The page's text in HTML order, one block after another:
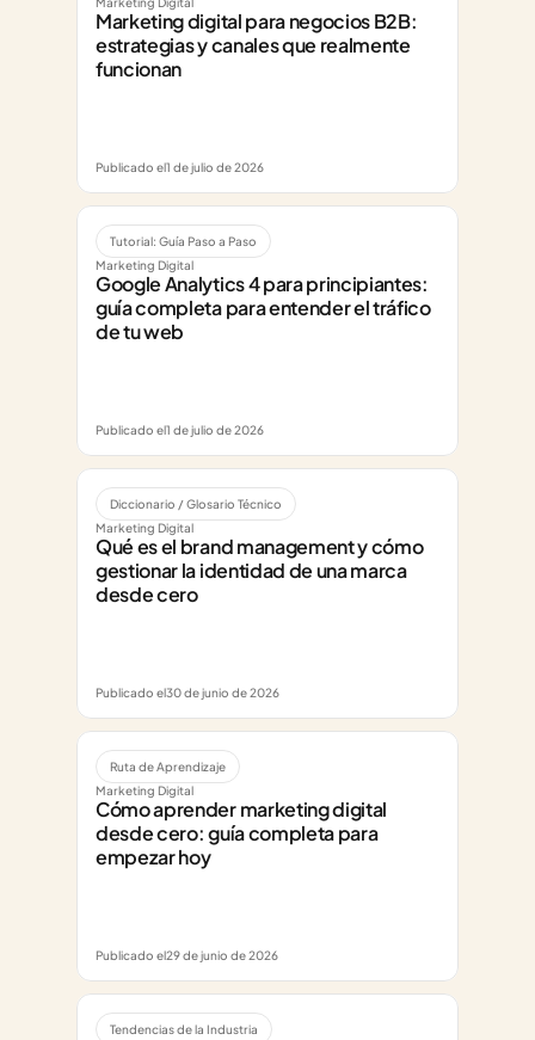
Marketing digital para negocios B2B:
estrategias y canales que realmente
funcionan
Publicado el1 de julio de 2026
Tutorial: Guía Paso a Paso
Marketing Digital
Google Analytics 4 para principiantes:
guía completa para entender el tráfico
de tu web
Publicado el1 de julio de 2026
Diccionario / Glosario Técnico
Marketing Digital
Qué es el brand management y cómo
gestionar la identidad de una marca
desde cero
Publicado el30 de junio de 2026
Ruta de Aprendizaje
Marketing Digital
Cómo aprender marketing digital
desde cero: guía completa para
empezar hoy
Publicado el29 de junio de 2026
Tendencias de la Industria